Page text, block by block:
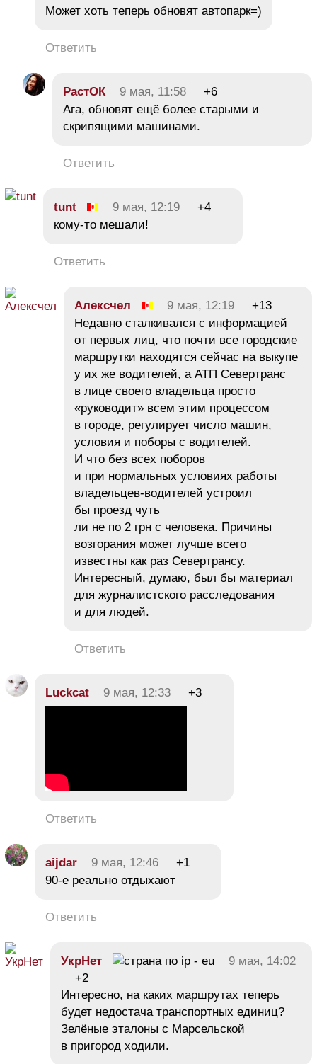
Может хоть теперь обновят автопарк=)
Ответить
РастОК 9 мая, 11:58
+6
Ага, обновят ещё более старыми и
скрипящими машинами.
Ответить
tunt 9 мая, 12:19
+4
кому-то мешали!
Ответить
Алексчел 9 мая, 12:19
+13
Недавно сталкивался с информацией
от первых лиц, что почти все городские
маршрутки находятся сейчас на выкупе
у их же водителей, а АТП Севертранс
в лице своего владельца просто
«руководит» всем этим процессом
в городе, регулирует число машин,
условия и поборы с водителей.
И что без всех поборов
и при нормальных условиях работы
владельцев-водителей устроил
бы проезд чуть
ли не по 2 грн с человека. Причины
возгорания может лучше всего
известны как раз Севертрансу.
Интересный, думаю, был бы материал
для журналистского расследования
и для людей.
Ответить
Luckcat 9 мая, 12:33 +3
Ответить
aijdar 9 мая, 12:46
+1
90-е реально отдыхают
Ответить
УкрНет
9 мая, 14:02
+2
Интересно, на каких маршрутах теперь
будет недостача транспортных единиц?
Зелёные эталоны с Марсельской
в пригород ходили.